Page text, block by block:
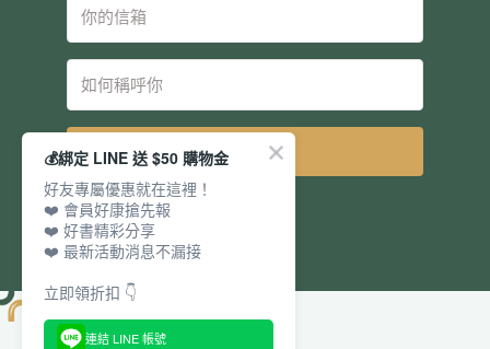
立即訂閱
💰綁定 LINE 送 $50 購物金
好友專屬優惠就在這裡！
❤️ 會員好康搶先報
❤️ 好書精彩分享
❤️ 最新活動消息不漏接
立即領折扣 👇
連結 LINE 帳號